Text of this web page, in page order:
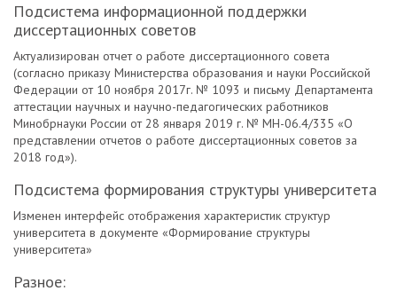
Подсистема информационной поддержки
диссертационных советов
Актуализирован отчет о работе диссертационного совета
(согласно приказу Министерства образования и науки Российской
Федерации от 10 ноября 2017г. № 1093 и письму Департамента
аттестации научных и научно-педагогических работников
Минобрнауки России от 28 января 2019 г. № МН-06.4/335 «О
представлении отчетов о работе диссертационных советов за
2018 год»).
Подсистема формирования структуры университета
Изменен интерфейс отображения характеристик структур
университета в документе «Формирование структуры
университета»
Разное: